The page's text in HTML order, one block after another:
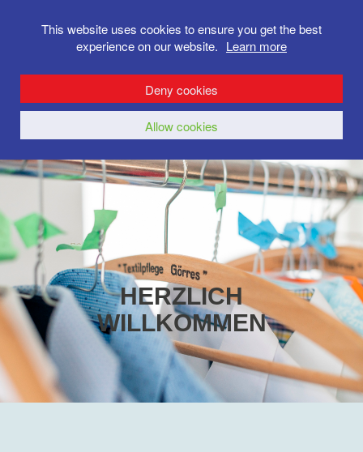
This website uses cookies to ensure you get the best
experience on our website. Learn more
Deny cookies
Allow cookies
HERZLICH
WILLKOMMEN